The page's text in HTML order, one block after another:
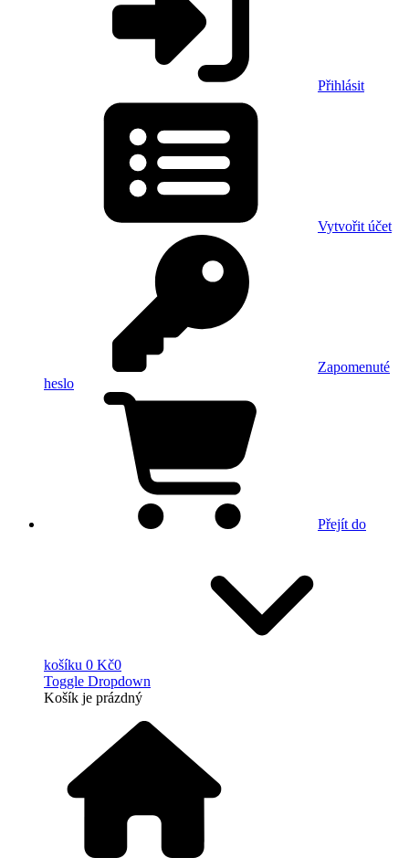
Přihlásit
Vytvořit účet
Zapomenuté
heslo
Přejít do
košíku 0 Kč0
Toggle Dropdown
Košík je prázdný